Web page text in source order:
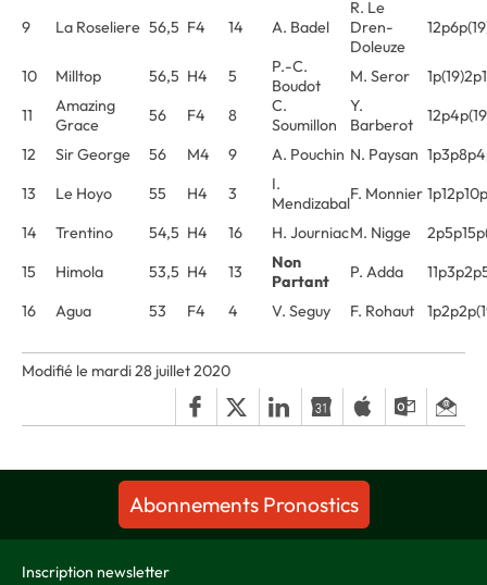
9 La Roseliere 56,5 F4 14 A. Badel
R. Le
Dren-
Doleuze
10 Milltop 56,5 H4 5
P.-C.
Boudot
M. Seror
11
Amazing
Grace
56 F4 8
C.
Soumillon
Y.
Barberot
12
Sir George 56 M4 9 A. Pouchin N. Paysan
13
Le Hoyo 55 H4 3
I.
MendizabalF. Monnier
14
Trentino 54,5 H4 16 H. JourniacM. Nigge
15
Himola 53,5 H4 13
Non
Partant
P. Adda
16
Agua 53 F4 4 V. Seguy F. Rohaut
Modifié le mardi 28 juillet 2020
Abonnements Pronostics
Inscription newsletter